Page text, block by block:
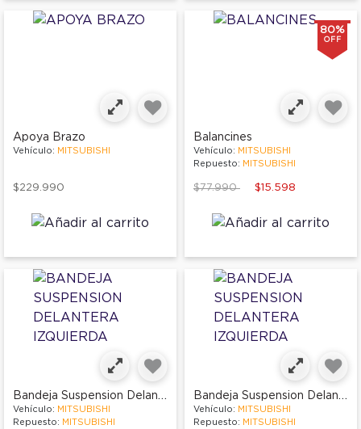
Apoya Brazo
Vehículo: MITSUBISHI
$229.990
80%
OFF
Balancines
Vehículo: MITSUBISHI
Repuesto: MITSUBISHI
Price reduced from
$77.990to $15.598
Bandeja Suspension Delantera Izquierda
Vehículo: MITSUBISHI
Repuesto: MITSUBISHI
Bandeja Suspension Delantera Izquierda
Vehículo: MITSUBISHI
Repuesto: MITSUBISHI